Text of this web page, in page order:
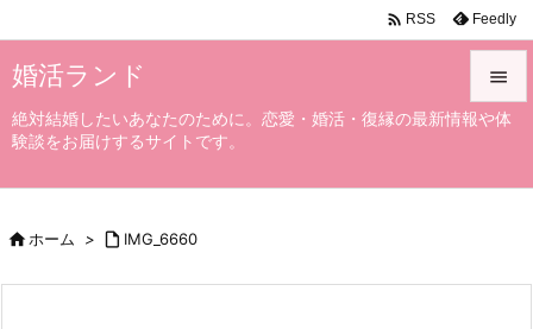
婚活ランド
絶対結婚したいあなたのために。恋愛・婚活・復縁の最新情報や体
験談をお届けするサイトです。



 RSS Feedly
ホーム >  IMG_6660